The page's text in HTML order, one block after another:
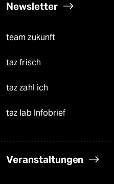
Newsletter
team zukunft
taz frisch
taz zahl ich
taz lab Infobrief
Veranstaltungen